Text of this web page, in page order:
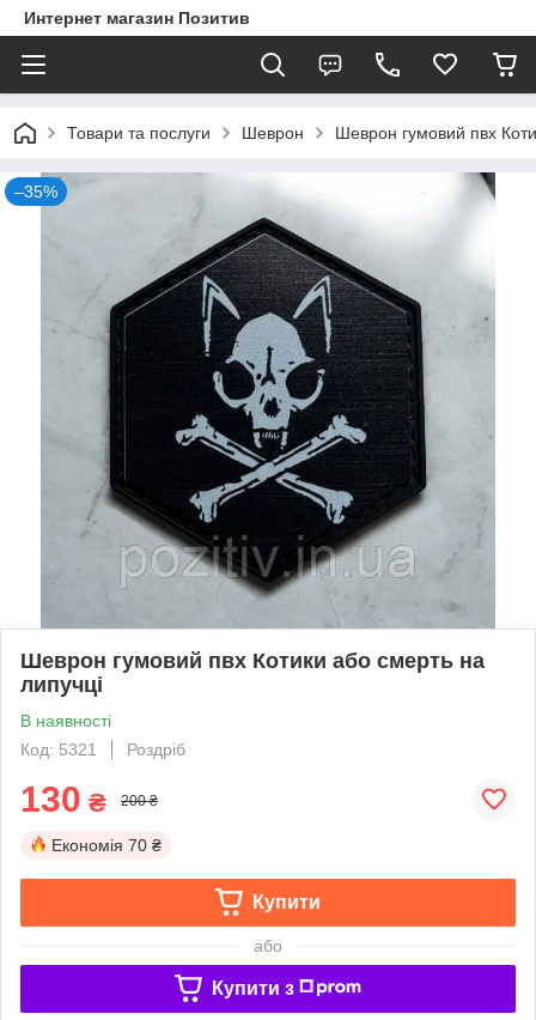
Интернет магазин Позитив
Товари та послуги Шеврон Шеврон гумовий пвх
–35%
Шеврон гумовий пвх Котики або смерть на
липучці
В наявності
Код: 5321
Роздріб
130 ₴ 200 ₴
Економія 70 ₴
Купити
або
Купити з